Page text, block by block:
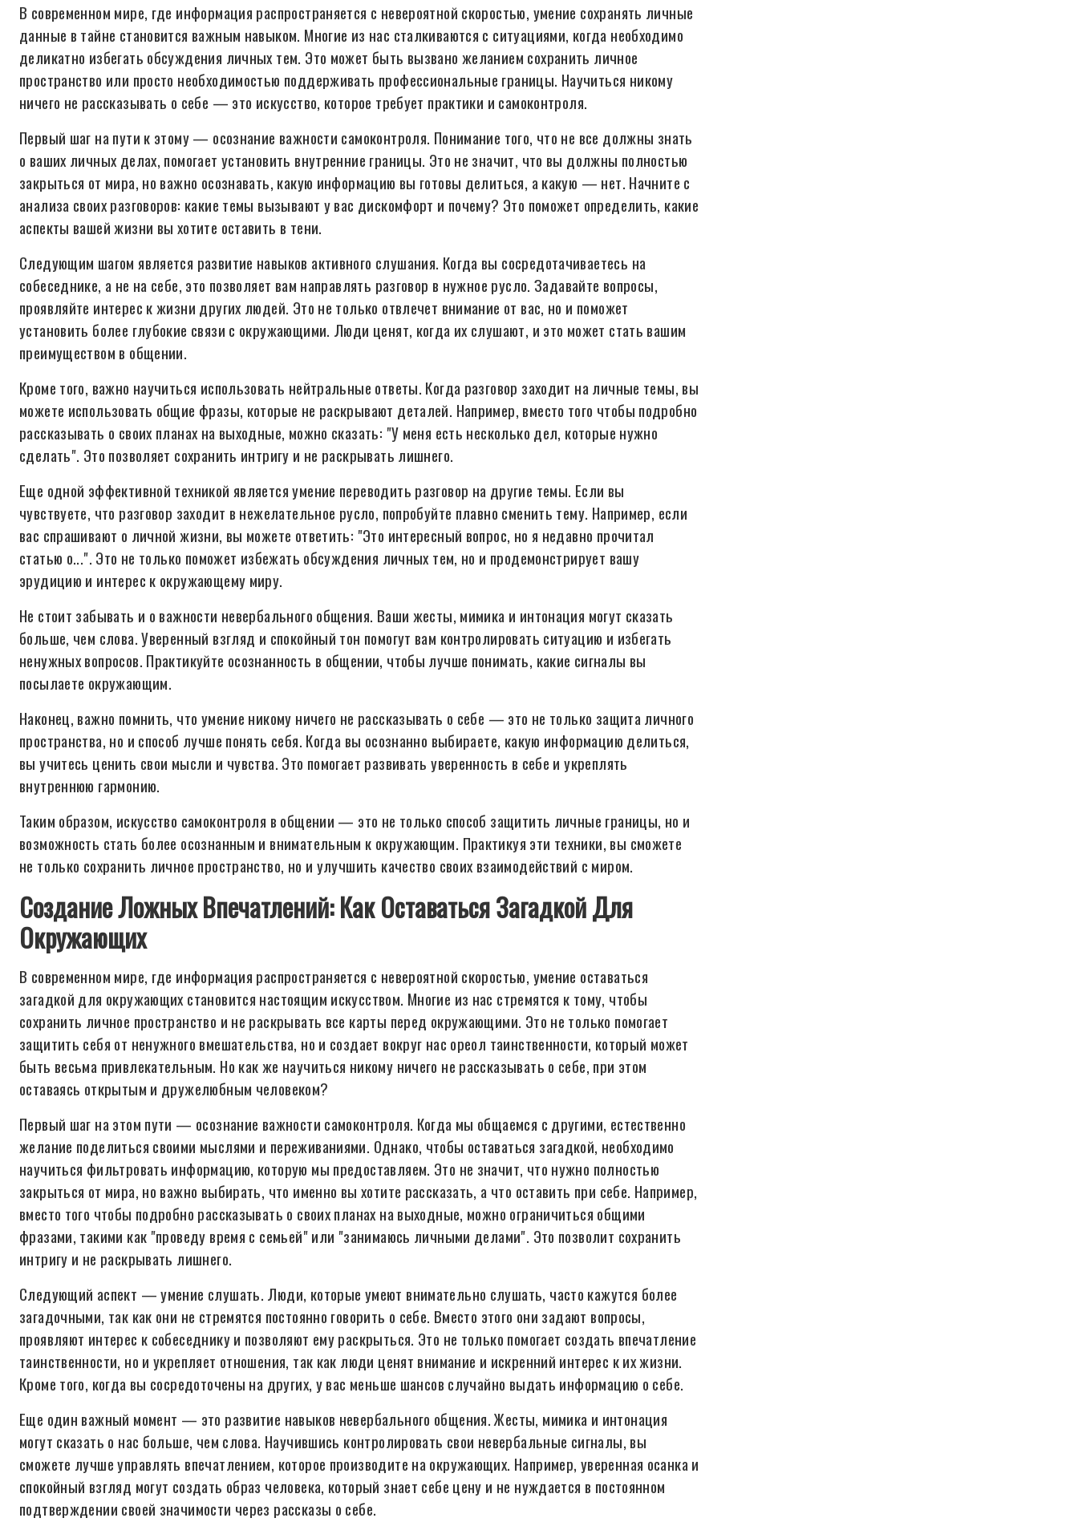
В современном мире, где информация распространяется с невероятной скоростью, умение сохранять личные
данные в тайне становится важным навыком. Многие из нас сталкиваются с ситуациями, когда необходимо
деликатно избегать обсуждения личных тем. Это может быть вызвано желанием сохранить личное
пространство или просто необходимостью поддерживать профессиональные границы. Научиться никому
ничего не рассказывать о себе — это искусство, которое требует практики и самоконтроля.
Первый шаг на пути к этому — осознание важности самоконтроля. Понимание того, что не все должны знать
о ваших личных делах, помогает установить внутренние границы. Это не значит, что вы должны полностью
закрыться от мира, но важно осознавать, какую информацию вы готовы делиться, а какую — нет. Начните с
анализа своих разговоров: какие темы вызывают у вас дискомфорт и почему? Это поможет определить, какие
аспекты вашей жизни вы хотите оставить в тени.
Следующим шагом является развитие навыков активного слушания. Когда вы сосредотачиваетесь на
собеседнике, а не на себе, это позволяет вам направлять разговор в нужное русло. Задавайте вопросы,
проявляйте интерес к жизни других людей. Это не только отвлечет внимание от вас, но и поможет
установить более глубокие связи с окружающими. Люди ценят, когда их слушают, и это может стать вашим
преимуществом в общении.
Кроме того, важно научиться использовать нейтральные ответы. Когда разговор заходит на личные темы, вы
можете использовать общие фразы, которые не раскрывают деталей. Например, вместо того чтобы подробно
рассказывать о своих планах на выходные, можно сказать: "У меня есть несколько дел, которые нужно
сделать". Это позволяет сохранить интригу и не раскрывать лишнего.
Еще одной эффективной техникой является умение переводить разговор на другие темы. Если вы
чувствуете, что разговор заходит в нежелательное русло, попробуйте плавно сменить тему. Например, если
вас спрашивают о личной жизни, вы можете ответить: "Это интересный вопрос, но я недавно прочитал
статью о...". Это не только поможет избежать обсуждения личных тем, но и продемонстрирует вашу
эрудицию и интерес к окружающему миру.
Не стоит забывать и о важности невербального общения. Ваши жесты, мимика и интонация могут сказать
больше, чем слова. Уверенный взгляд и спокойный тон помогут вам контролировать ситуацию и избегать
ненужных вопросов. Практикуйте осознанность в общении, чтобы лучше понимать, какие сигналы вы
посылаете окружающим.
Наконец, важно помнить, что умение никому ничего не рассказывать о себе — это не только защита личного
пространства, но и способ лучше понять себя. Когда вы осознанно выбираете, какую информацию делиться,
вы учитесь ценить свои мысли и чувства. Это помогает развивать уверенность в себе и укреплять
внутреннюю гармонию.
Таким образом, искусство самоконтроля в общении — это не только способ защитить личные границы, но и
возможность стать более осознанным и внимательным к окружающим. Практикуя эти техники, вы сможете
не только сохранить личное пространство, но и улучшить качество своих взаимодействий с миром.
Создание Ложных Впечатлений: Как Оставаться Загадкой Для
Окружающих
В современном мире, где информация распространяется с невероятной скоростью, умение оставаться
загадкой для окружающих становится настоящим искусством. Многие из нас стремятся к тому, чтобы
сохранить личное пространство и не раскрывать все карты перед окружающими. Это не только помогает
защитить себя от ненужного вмешательства, но и создает вокруг нас ореол таинственности, который может
быть весьма привлекательным. Но как же научиться никому ничего не рассказывать о себе, при этом
оставаясь открытым и дружелюбным человеком?
Первый шаг на этом пути — осознание важности самоконтроля. Когда мы общаемся с другими, естественно
желание поделиться своими мыслями и переживаниями. Однако, чтобы оставаться загадкой, необходимо
научиться фильтровать информацию, которую мы предоставляем. Это не значит, что нужно полностью
закрыться от мира, но важно выбирать, что именно вы хотите рассказать, а что оставить при себе. Например,
вместо того чтобы подробно рассказывать о своих планах на выходные, можно ограничиться общими
фразами, такими как "проведу время с семьей" или "занимаюсь личными делами". Это позволит сохранить
интригу и не раскрывать лишнего.
Следующий аспект — умение слушать. Люди, которые умеют внимательно слушать, часто кажутся более
загадочными, так как они не стремятся постоянно говорить о себе. Вместо этого они задают вопросы,
проявляют интерес к собеседнику и позволяют ему раскрыться. Это не только помогает создать впечатление
таинственности, но и укрепляет отношения, так как люди ценят внимание и искренний интерес к их жизни.
Кроме того, когда вы сосредоточены на других, у вас меньше шансов случайно выдать информацию о себе.
Еще один важный момент — это развитие навыков невербального общения. Жесты, мимика и интонация
могут сказать о нас больше, чем слова. Научившись контролировать свои невербальные сигналы, вы
сможете лучше управлять впечатлением, которое производите на окружающих. Например, уверенная осанка и
спокойный взгляд могут создать образ человека, который знает себе цену и не нуждается в постоянном
подтверждении своей значимости через рассказы о себе.